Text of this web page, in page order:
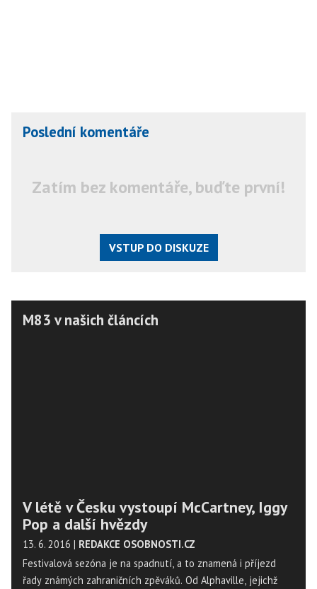
Poslední komentáře
Zatím bez komentáře, buďte první!
VSTUP DO DISKUZE
M83 v našich článcích
V létě v Česku vystoupí McCartney, Iggy
Pop a další hvězdy
13. 6. 2016 | REDAKCE OSOBNOSTI.CZ
Festivalová sezóna je na spadnutí, a to znamená i příjezd
řady známých zahraničních zpěváků. Od Alphaville, jejichž